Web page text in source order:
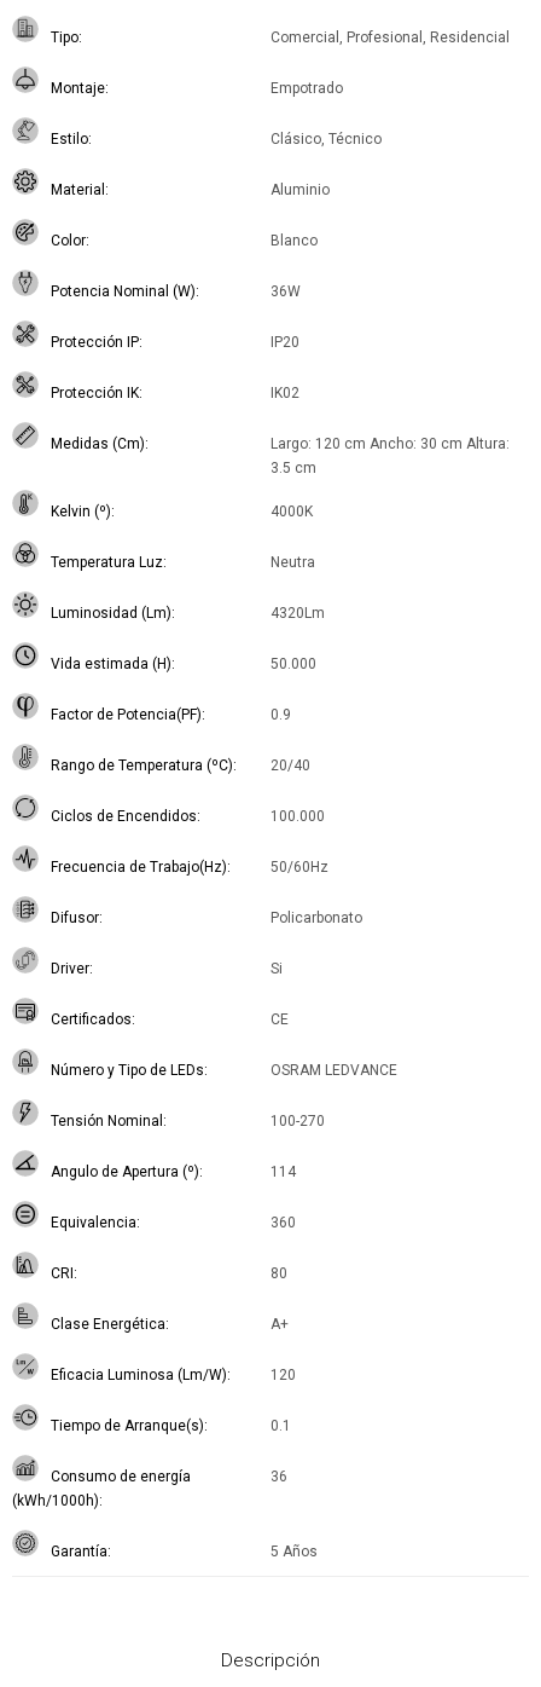
Tipo Comercial, Profesional, Residencial
Montaje Empotrado
Estilo Clásico, Técnico
Material Aluminio
Color Blanco
Potencia Nominal (W) 36W
Protección IP IP20
Protección IK IK02
Medidas (Cm)
Largo: 120 cm Ancho: 30 cm Altura:
3.5 cm
Kelvin (º) 4000K
Temperatura Luz Neutra
Luminosidad (Lm) 4320Lm
Vida estimada (H) 50.000
Factor de Potencia(PF) 0.9
Rango de Temperatura (ºC) 20/40
Ciclos de Encendidos 100.000
Frecuencia de Trabajo(Hz) 50/60Hz
Difusor Policarbonato
Driver Si
Certificados CE
Número y Tipo de LEDs OSRAM LEDVANCE
Tensión Nominal 100-270
Angulo de Apertura (º) 114
Equivalencia 360
CRI 80
Clase Energética A+
Eficacia Luminosa (Lm/W) 120
Tiempo de Arranque(s) 0.1
Consumo de energía
(kWh/1000h)
36
Garantía 5 Años
Descripción